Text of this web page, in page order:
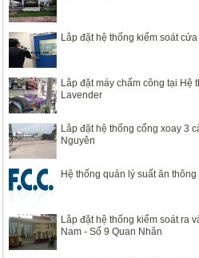
Lắp đặt hệ thống kiểm soát
Lắp đặt máy chấm công tại Hệ
Lavender
Lắp đặt hệ thống cổng xoay 3
Nguyên
Hệ thống quản lý suất ăn
Lắp đặt hệ thống kiểm soát ra
Nam - Số 9 Quan Nhân